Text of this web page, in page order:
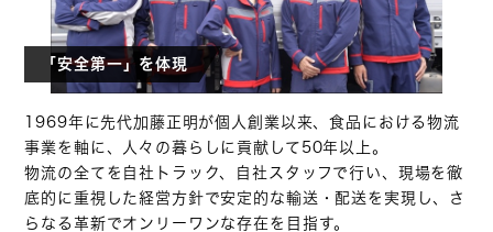
「安全第一」を体現
1969年に先代加藤正明が個人創業以来、食品における物流
事業を軸に、人々の暮らしに貢献して50年以上。
物流の全てを自社トラック、自社スタッフで行い、現場を徹
底的に重視した経営方針で安定的な輸送・配送を実現し、さ
らなる革新でオンリーワンな存在を目指す。